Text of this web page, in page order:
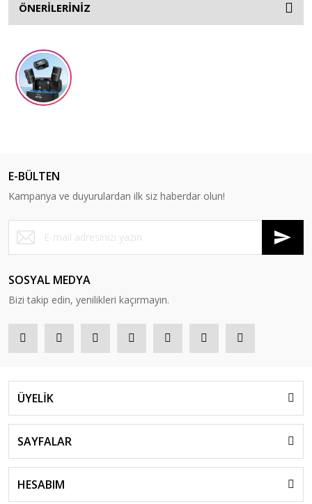
ÖNERİLERİNİZ
E-BÜLTEN
Kampanya ve duyurulardan ilk siz haberdar olun!
SOSYAL MEDYA
Bizi takip edin, yenilikleri kaçırmayın.
ÜYELİK
SAYFALAR
HESABIM